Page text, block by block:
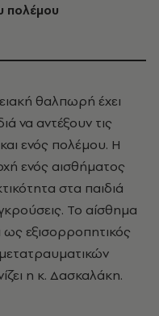
πολέμου
θαλπωρή έχει
να αντέξουν τις
ενός πολέμου. Η
ενός αισθήματος
στα παιδιά
Το αίσθημα
ως εξισορροπητικός
η κ. Δασκαλάκη.